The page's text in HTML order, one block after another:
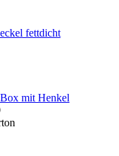
fettdicht
mit Henkel